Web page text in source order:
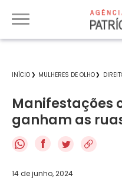
INÍCIO MULHERES DE OLHO
Manifestações
ganham as
f
14 de junho, 2024